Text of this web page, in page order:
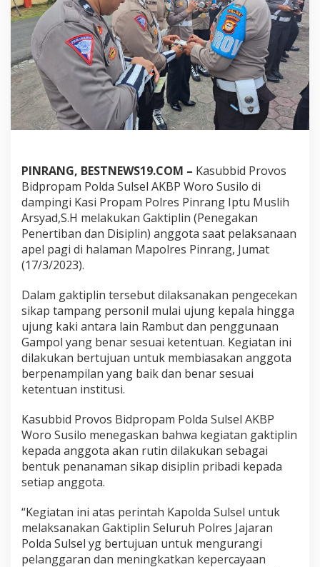
r
e
s
P
i
n
r
a
g
a
n
j
u
t
k
a
e
m
e
r
i
k
s
a
a
G
a
k
t
i
i
n
o
l
e
PINRANG, BESTNEWS19.COM – Kasubbid Provos
Bidpropam Polda Sulsel AKBP Woro Susilo di
dampingi Kasi Propam Polres Pinrang Iptu Muslih
Arsyad,S.H melakukan Gaktiplin (Penegakan
Penertiban dan Disiplin) anggota saat pelaksanaan
apel pagi di halaman Mapolres Pinrang, Jumat
(17/3/2023).
Dalam gaktiplin tersebut dilaksanakan pengecekan
sikap tampang personil mulai ujung kepala hingga
ujung kaki antara lain Rambut dan penggunaan
Gampol yang benar sesuai ketentuan. Kegiatan ini
dilakukan bertujuan untuk membiasakan anggota
berpenampilan yang baik dan benar sesuai
ketentuan institusi.
Kasubbid Provos Bidpropam Polda Sulsel AKBP
Woro Susilo menegaskan bahwa kegiatan gaktiplin
kepada anggota akan rutin dilakukan sebagai
bentuk penanaman sikap disiplin pribadi kepada
setiap anggota.
“Kegiatan ini atas perintah Kapolda Sulsel untuk
melaksanakan Gaktiplin Seluruh Polres Jajaran
Polda Sulsel yg bertujuan untuk mengurangi
pelanggaran dan meningkatkan kepercayaan